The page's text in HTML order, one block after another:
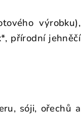
výrobku),
přírodní jehněčí
sóji, ořechů a